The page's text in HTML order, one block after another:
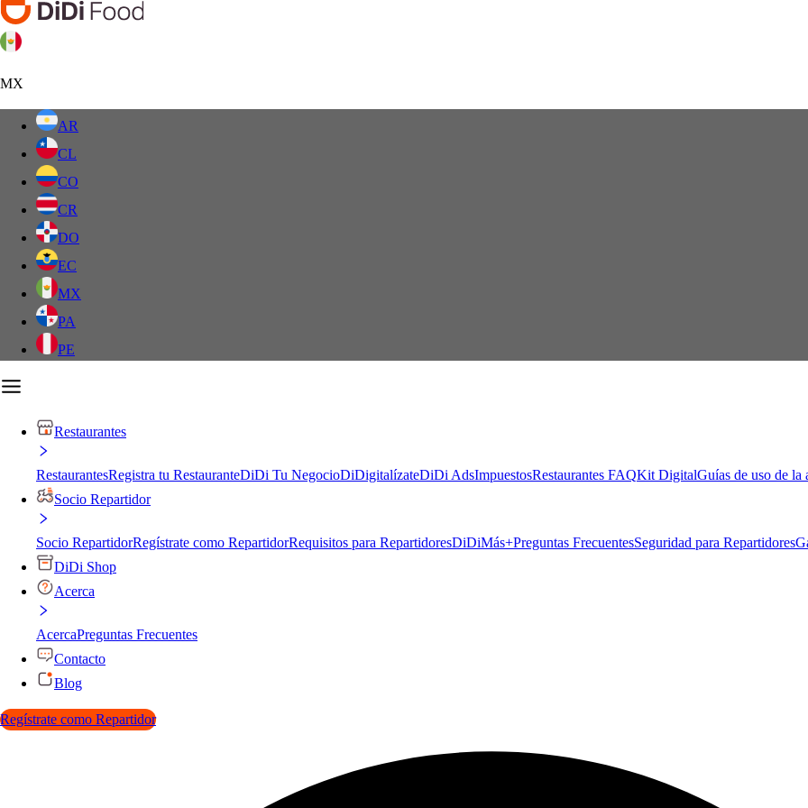
MX
AR
CL
CO
CR
DO
EC
MX
PA
PE
Restaurantes
RestaurantesRegistra tu RestauranteDiDi Tu NegocioDiDigitalízateDiDi AdsImpuestosRestaurantes FAQKit DigitalGuías de uso de la
Socio Repartidor
Socio RepartidorRegístrate como RepartidorRequisitos para RepartidoresDiDiMás+Preguntas FrecuentesSeguridad para Repartidores
DiDi Shop
Acerca
AcercaPreguntas Frecuentes
Contacto
Blog
Regístrate como Repartidor